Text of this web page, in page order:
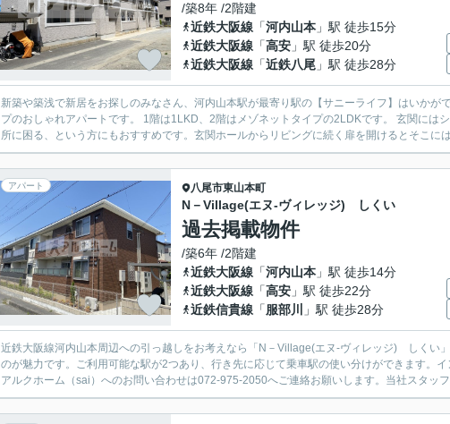
/築8年 /2階建
近鉄大阪線 「河内山本 」駅 徒歩15分
近鉄大阪線 「高安 」駅 徒歩20分
近鉄大阪線 「近鉄八尾 」駅 徒歩28分
新築や築浅で新居をお探しのみなさん、河内山本駅が最寄り駅の【サニーライフ】はいか
プのおしゃれアパートです。 1階は1LKD、2階はメゾネットタイプの2LDKです。 玄関には
所に困る、という方にもおすすめです。玄関ホールからリビングに続く扉を開けるとそこに
アパート 八尾市東山本町
N－Village(エヌ-ヴィレッジ) しくい
過去掲載物件
/築6年 /2階建
近鉄大阪線 「河内山本 」駅 徒歩14分
近鉄大阪線 「高安 」駅 徒歩22分
近鉄信貴線 「服部川 」駅 徒歩28分
近鉄大阪線河内山本周辺への引っ越しをお考えなら「N－Village(エヌ-ヴィレッジ) しくい
のが魅力です。ご利用可能な駅が2つあり、行き先に応じて乗車駅の使い分けができます。
アルクホーム（sai）へのお問い合わせは072-975-2050へご連絡お願いします。当社スタッ